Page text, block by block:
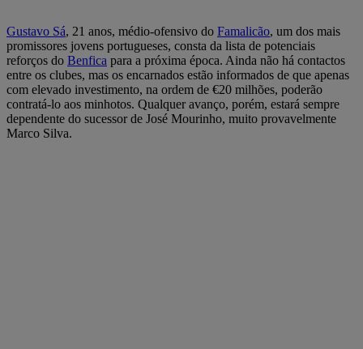
Gustavo Sá, 21 anos, médio-ofensivo do Famalicão, um dos mais
promissores jovens portugueses, consta da lista de potenciais
reforços do Benfica para a próxima época. Ainda não há contactos
entre os clubes, mas os encarnados estão informados de que apenas
com elevado investimento, na ordem de €20 milhões, poderão
contratá-lo aos minhotos. Qualquer avanço, porém, estará sempre
dependente do sucessor de José Mourinho, muito provavelmente
Marco Silva.